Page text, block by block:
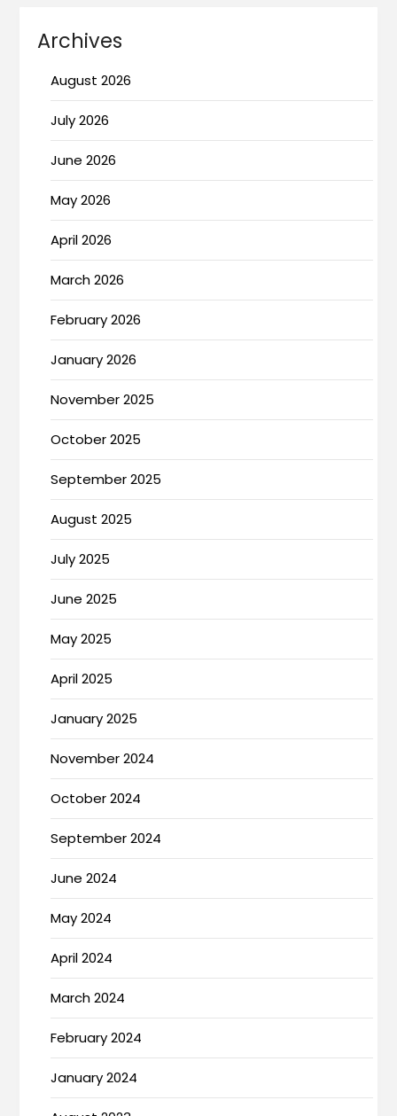
Archives
August 2026
July 2026
June 2026
May 2026
April 2026
March 2026
February 2026
January 2026
November 2025
October 2025
September 2025
August 2025
July 2025
June 2025
May 2025
April 2025
January 2025
November 2024
October 2024
September 2024
June 2024
May 2024
April 2024
March 2024
February 2024
January 2024